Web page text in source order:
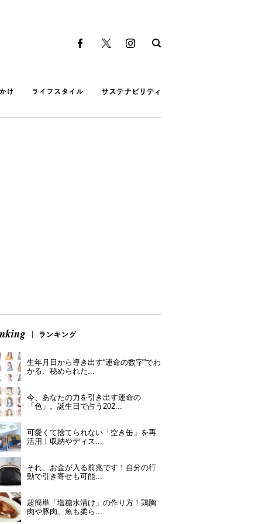
生年月日から導き出す“運命の数字”でわ
かる、秘められた...
今、あなたの力を引き出す運命の
「色」。誕生日で占う202...
可愛くて捨てられない「空き缶」を再
活用！収納やディス...
それ、お金が入る前兆です！自分の行
動で引き寄せも可能...
超簡単「塩糖水漬け」の作り方！鶏胸
肉や豚肉、魚も柔ら...